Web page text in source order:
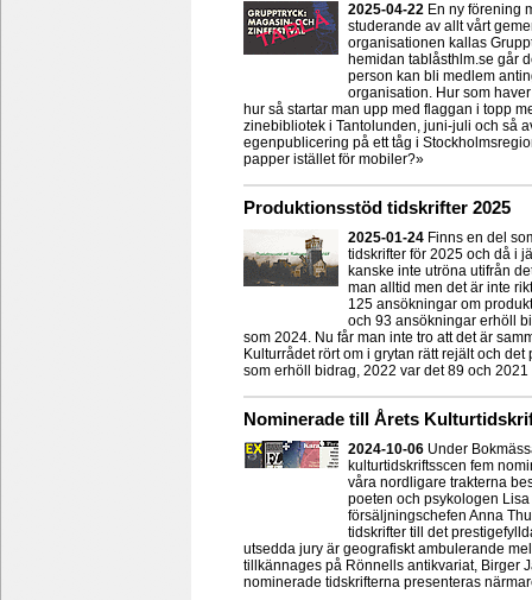
2025-04-22 En ny förening
studerande av allt vårt
organisationen kallas
hemidan tablåsthlm.se går
person kan bli medlem
organisation. Hur som
hur så startar man upp med flaggan i topp
zinebibliotek i Tantolunden, juni-juli och så
egenpublicering på ett tåg i
papper istället för mobiler?»
Produktionsstöd tidskrifter 2025
2025-01-24 Finns en del
tidskrifter för 2025 och då i
kanske inte utröna utifrån
man alltid men det är inte
125 ansökningar om
och 93 ansökningar erhöll
som 2024. Nu får man inte tro att det är
Kulturrådet rört om i grytan rätt rejält och
som erhöll bidrag, 2022 var det 89 och 2021
Nominerade till Årets
2024-10-06 Under
kulturtidskriftsscen fem
våra nordligare trakterna
poeten och psykologen
försäljningschefen Anna
tidskrifter till det
utsedda jury är geografiskt ambulerande
tillkännages på Rönnells antikvariat, Birger
nominerade tidskrifterna presenteras